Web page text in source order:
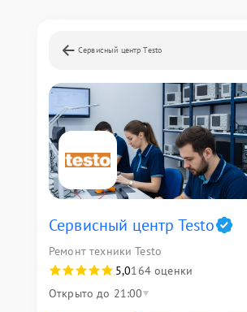
Сервисный центр Testo
Сервисный центр Testo
Ремонт техники Testo
5,0164 оценки
Открыто до 21:00